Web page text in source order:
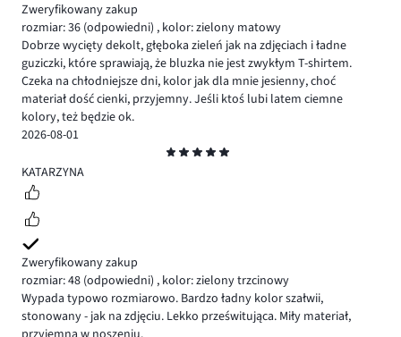
Zweryfikowany zakup
rozmiar: 36 (odpowiedni) , kolor: zielony matowy
Dobrze wycięty dekolt, głęboka zieleń jak na zdjęciach i ładne
guziczki, które sprawiają, że bluzka nie jest zwykłym T-shirtem.
Czeka na chłodniejsze dni, kolor jak dla mnie jesienny, choć
materiał dość cienki, przyjemny. Jeśli ktoś lubi latem ciemne
kolory, też będzie ok.
2026-08-01
5
KATARZYNA
Zweryfikowany zakup
rozmiar: 48 (odpowiedni) , kolor: zielony trzcinowy
Wypada typowo rozmiarowo. Bardzo ładny kolor szałwii,
stonowany - jak na zdjęciu. Lekko prześwitująca. Miły materiał,